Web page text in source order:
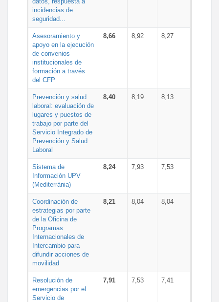
incidencias de
seguridad...
Asesoramiento y
apoyo en la ejecución
de convenios
institucionales de
formación a través
del CFP
8,66 8,92 8,27
Prevención y salud
laboral: evaluación de
lugares y puestos de
trabajo por parte del
Servicio Integrado de
Prevención y Salud
Laboral
8,40 8,19 8,13
Sistema de
Información UPV
(Mediterrània)
8,24 7,93 7,53
Coordinación de
estrategias por parte
de la Oficina de
Programas
Internacionales de
Intercambio para
difundir acciones de
movilidad
8,21 8,04 8,04
Resolución de
emergencias por el
Servicio de
7,91 7,53 7,41